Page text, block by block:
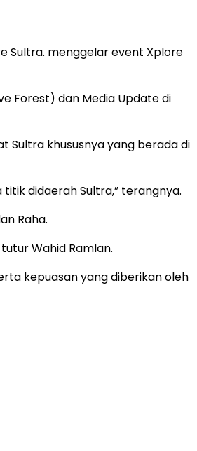
Sultra. menggelar event Xplore
Forest) dan Media Update di
Sultra khususnya yang berada di
didaerah Sultra,” terangnya.
Raha.
Wahid Ramlan.
kepuasan yang diberikan oleh